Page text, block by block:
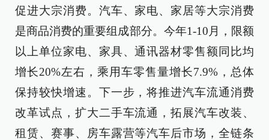
促进大宗消费。汽车、家电、家居等大宗消费
是商品消费的重要组成部分。今年1-10月，限额
以上单位家电、家具、通讯器材零售额同比均
增长20%左右，乘用车零售量增长7.9%，总体
保持较快增速。下一步，将推进汽车流通消费
改革试点，扩大二手车流通，拓展汽车改装、
租赁、赛事、房车露营等汽车后市场，全链条